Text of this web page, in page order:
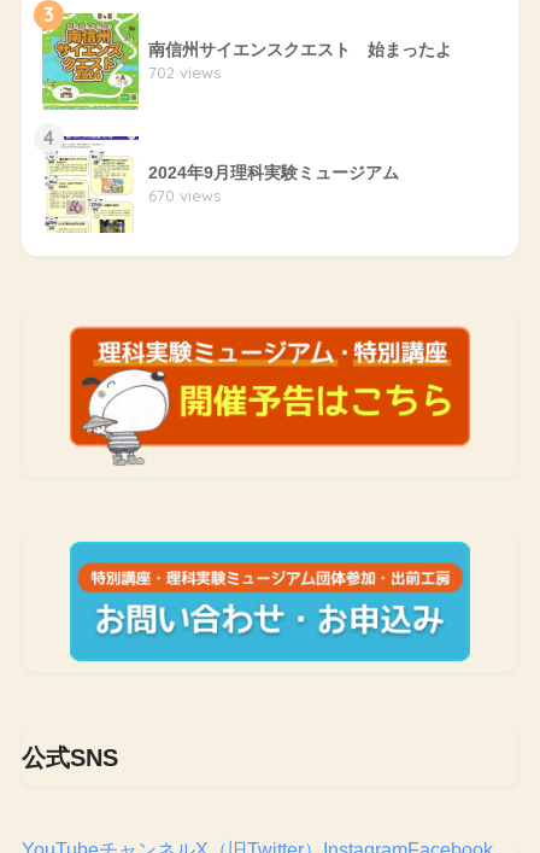
3
南信州サイエンスクエスト 始まったよ
702 views
4
2024年9月理科実験ミュージアム
670 views
公式SNS